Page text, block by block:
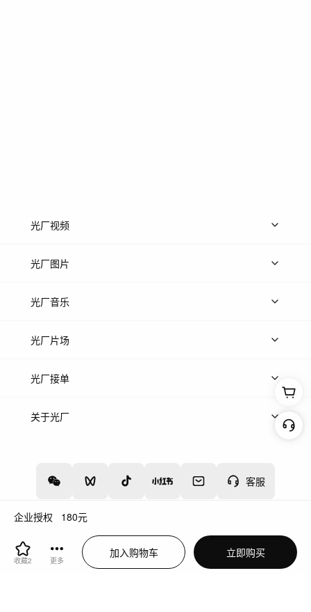
企业授权 180元
收藏2 更多
加入购物车 立即购买
客服
光厂视频
上传视频
光厂图片
上传图片
光厂音乐
热门音乐
光厂片场
上传案例
光厂接单
上架服务
关于光厂
增值电信业务经营许可证：川B2-20160192
蜀ICP备12020238号-4
川公网安备51019002000262
违法和不良信息举报中心